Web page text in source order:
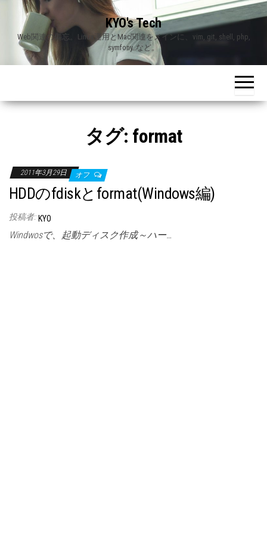
content
KYO's Tech
Web関連の備忘。Linux運用とMac関連をメインに、vim, git, shell, php,
symfony..など。
タグ: format
2011年3月29日 オフ
HDDのfdiskとformat(Windows編)
投稿者: KYO
Windwosで、起動ディスク作成～ハー…